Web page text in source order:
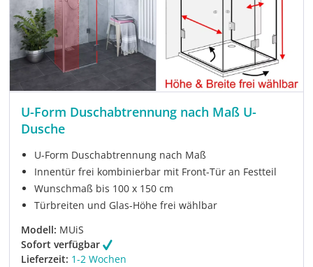
U-Form Duschabtrennung nach Maß U-
Dusche
U-Form Duschabtrennung nach Maß
Innentür frei kombinierbar mit Front-Tür an Festteil
Wunschmaß bis 100 x 150 cm
Türbreiten und Glas-Höhe frei wählbar
Modell: MUiS
Sofort verfügbar
Lieferzeit: 1-2 Wochen